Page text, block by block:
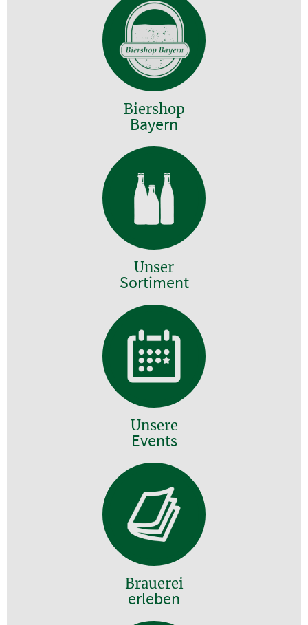
Biershop
Bayern
Unser
Sortiment
Unsere
Events
Brauerei
erleben